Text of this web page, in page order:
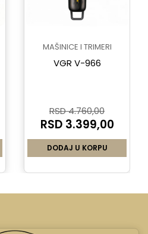
MAŠINICE I TRIMERI
VGR V-966
RSD 4.760,00
RSD 3.399,00
DODAJ U KORPU